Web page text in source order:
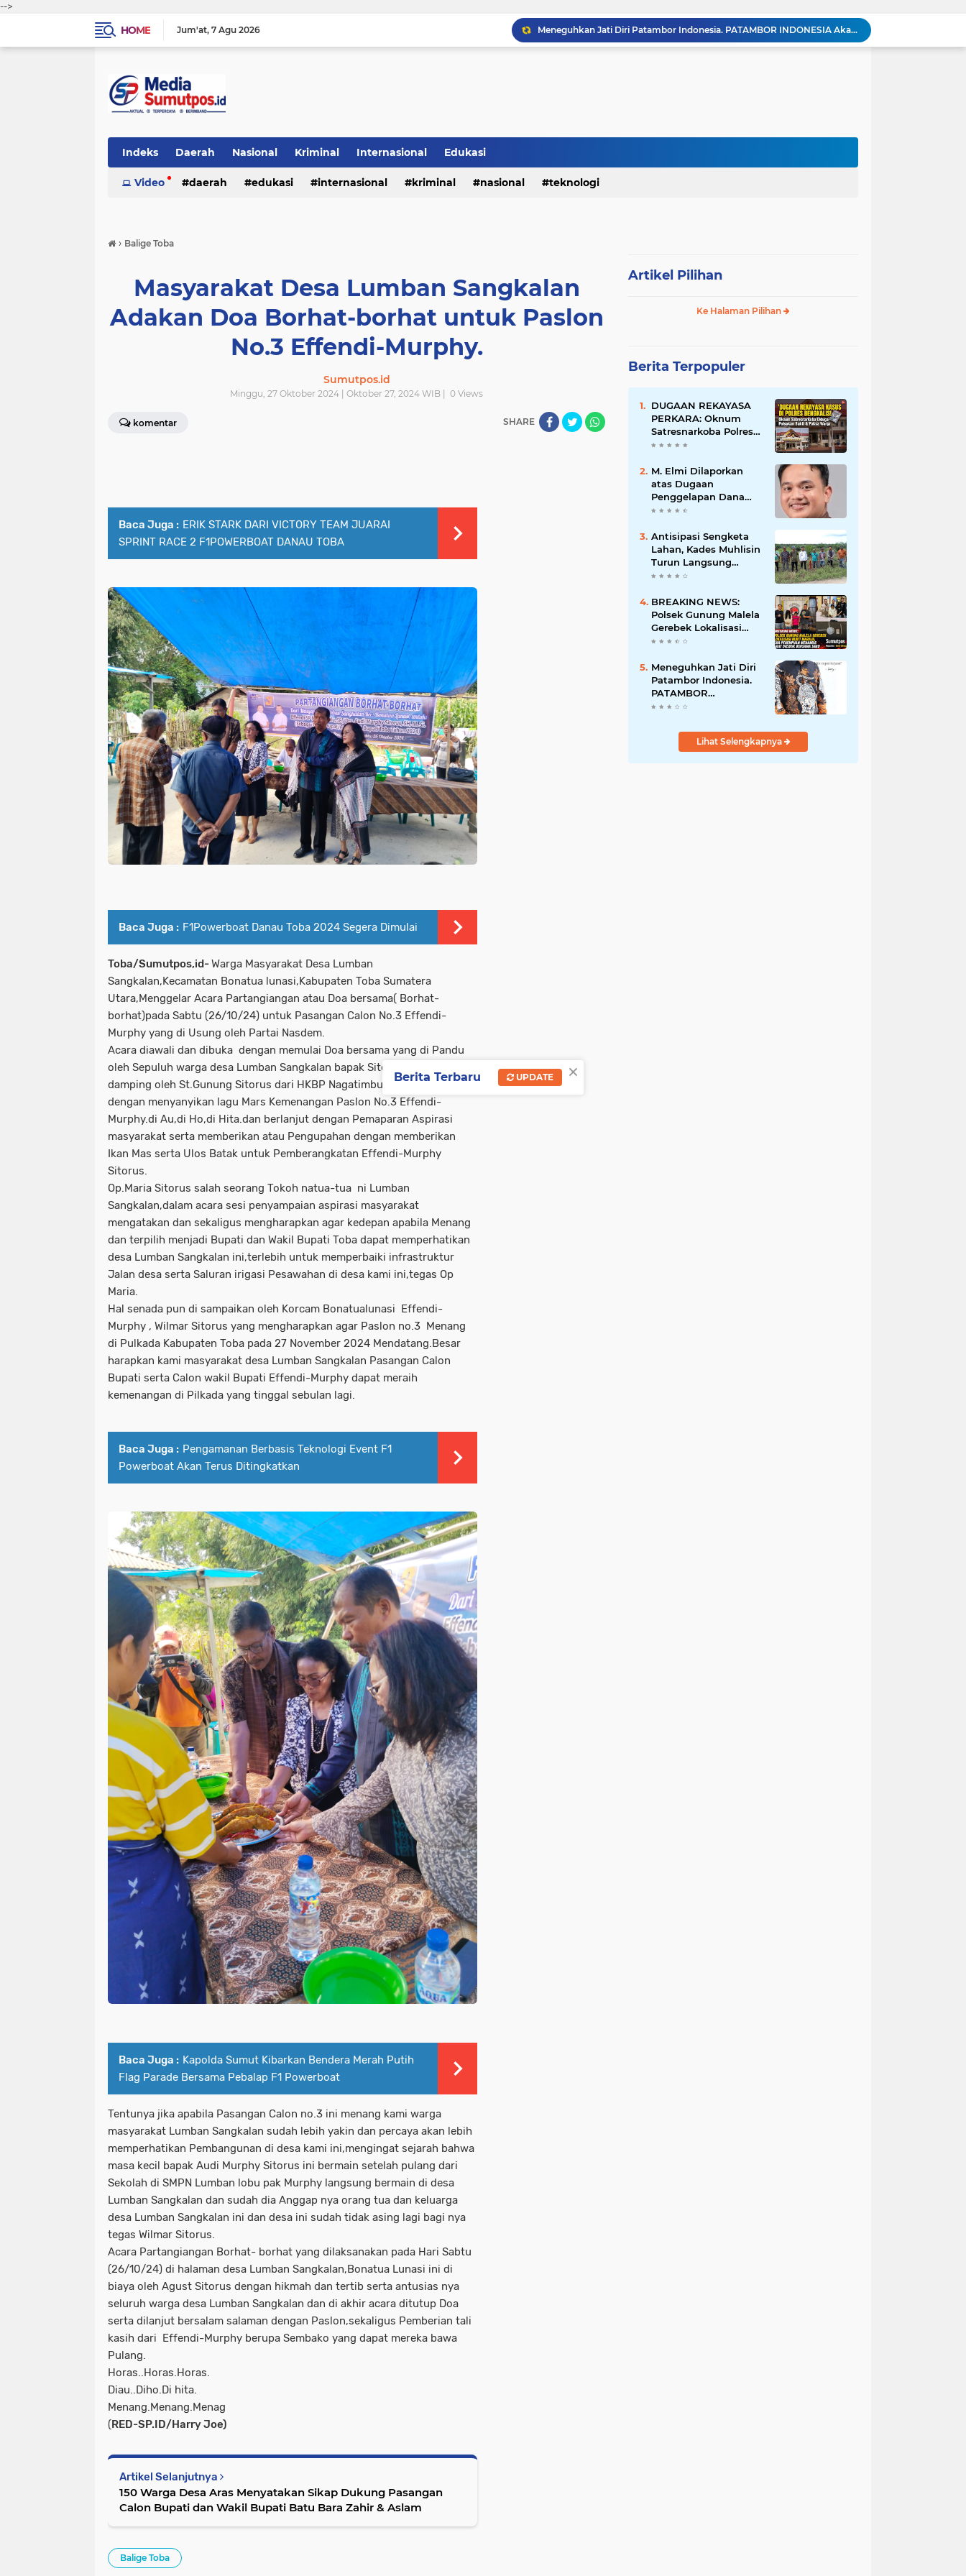
-->
HOME
Jum'at 7 Agu 2026
Meneguhkan Jati Diri Patambor Indonesia. PATAMBOR INDONESIA Akan Gelar RAKERNAS II Di Jakarta.
MEMBACA SUMATERA Balige Writers Festival 2026 Sukses Digelar. Tiga Hari Merawat Literasi, Budaya, dan Masa Depan Danau Toba
KABAG OPS POLRES TOBA DI NILAI KEHILANGAN INDEPENDENSI. PENGAMANAN PENEMBOKAN TANAH DI LAGUBOTI DAPAT SOROTAN.
Indeks Daerah Nasional Kriminal Internasional Edukasi
Video daerah edukasi internasional kriminal nasional teknologi
› Balige Toba
Masyarakat Desa Lumban Sangkalan
Adakan Doa Borhat-borhat untuk Paslon
No.3 Effendi-Murphy.
Sumutpos.id
Minggu, 27 Oktober 2024 | Oktober 27, 2024 WIB | 0 Views
komentar SHARE
Baca Juga : ERIK STARK DARI VICTORY TEAM JUARAI
SPRINT RACE 2 F1POWERBOAT DANAU TOBA
Baca Juga : F1Powerboat Danau Toba 2024 Segera Dimulai
Toba/Sumutpos,id-Warga Masyarakat Desa Lumban
Sangkalan,Kecamatan Bonatua lunasi,Kabupaten Toba Sumatera
Utara,Menggelar Acara Partangiangan atau Doa bersama( Borhat-
borhat)pada Sabtu (26/10/24) untuk Pasangan Calon No.3 Effendi-
Murphy yang di Usung oleh Partai Nasdem.
Acara diawali dan dibuka dengan memulai Doa bersama yang di Pandu
oleh Sepuluh warga desa Lumban Sangkalan bapak Sitorus yang di
damping oleh St.Gunung Sitorus dari HKBP Nagatimbul,lalu di lanjutkan
dengan menyanyikan lagu Mars Kemenangan Paslon No.3 Effendi-
Murphy.di Au,di Ho,di Hita.dan berlanjut dengan Pemaparan Aspirasi
masyarakat serta memberikan atau Pengupahan dengan memberikan
Ikan Mas serta Ulos Batak untuk Pemberangkatan Effendi-Murphy
Sitorus.
Op.Maria Sitorus salah seorang Tokoh natua-tua ni Lumban
Sangkalan,dalam acara sesi penyampaian aspirasi masyarakat
mengatakan dan sekaligus mengharapkan agar kedepan apabila Menang
dan terpilih menjadi Bupati dan Wakil Bupati Toba dapat memperhatikan
desa Lumban Sangkalan ini,terlebih untuk memperbaiki infrastruktur
Jalan desa serta Saluran irigasi Pesawahan di desa kami ini,tegas Op
Maria.
Hal senada pun di sampaikan oleh Korcam Bonatualunasi Effendi-
Murphy , Wilmar Sitorus yang mengharapkan agar Paslon no.3 Menang
di Pulkada Kabupaten Toba pada 27 November 2024 Mendatang.Besar
harapkan kami masyarakat desa Lumban Sangkalan Pasangan Calon
Bupati serta Calon wakil Bupati Effendi-Murphy dapat meraih
kemenangan di Pilkada yang tinggal sebulan lagi.
Baca Juga : Pengamanan Berbasis Teknologi Event F1
Powerboat Akan Terus Ditingkatkan
Baca Juga : Kapolda Sumut Kibarkan Bendera Merah Putih
Flag Parade Bersama Pebalap F1 Powerboat
Tentunya jika apabila Pasangan Calon no.3 ini menang kami warga
masyarakat Lumban Sangkalan sudah lebih yakin dan percaya akan lebih
memperhatikan Pembangunan di desa kami ini,mengingat sejarah bahwa
masa kecil bapak Audi Murphy Sitorus ini bermain setelah pulang dari
Sekolah di SMPN Lumban lobu pak Murphy langsung bermain di desa
Lumban Sangkalan dan sudah dia Anggap nya orang tua dan keluarga
desa Lumban Sangkalan ini dan desa ini sudah tidak asing lagi bagi nya
tegas Wilmar Sitorus.
Acara Partangiangan Borhat- borhat yang dilaksanakan pada Hari Sabtu
(26/10/24) di halaman desa Lumban Sangkalan,Bonatua Lunasi ini di
biaya oleh Agust Sitorus dengan hikmah dan tertib serta antusias nya
seluruh warga desa Lumban Sangkalan dan di akhir acara ditutup Doa
serta dilanjut bersalam salaman dengan Paslon,sekaligus Pemberian tali
kasih dari Effendi-Murphy berupa Sembako yang dapat mereka bawa
Pulang.
Horas..Horas.Horas.
Diau..Diho.Di hita.
Menang.Menang.Menag
(RED-SP.ID/Harry Joe)
Artikel Selanjutnya
150 Warga Desa Aras Menyatakan Sikap Dukung Pasangan
Calon Bupati dan Wakil Bupati Batu Bara Zahir & Aslam
Balige Toba
Artikel Pilihan
Ke Halaman Pilihan
Berita Terpopuler
DUGAAN REKAYASA
PERKARA: Oknum
Satresnarkoba Polres
Bengkalis Diduga
Hingga Paksa Warga
Hadir di TKP
M. Elmi Dilaporkan
atas Dugaan
Penggelapan Dana
Pensiunan Guru dan
Pastikan Proses
Hukum Berjalan
Antisipasi Sengketa
Lahan, Kades Muhlisin
Turun Langsung
Tinjau Batas Wilayah
Diserobot PT Jatim
Jaya Perkasa
BREAKING NEWS:
Polsek Gunung Malela
Gerebek Lokalisasi
Bukit Maraja, Dua
Saat Diciduk Bersama
Sabu
Meneguhkan Jati Diri
Patambor Indonesia.
PATAMBOR
INDONESIA Akan
Jakarta.
Lihat Selengkapnya
×
Berita Terbaru UPDATE